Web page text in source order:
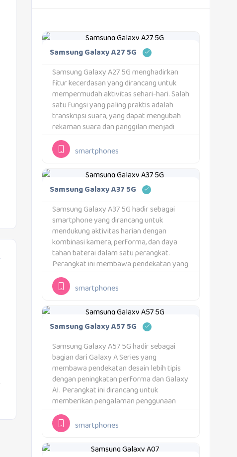
Samsung Galaxy A27 5G
Samsung Galaxy A27 5G menghadirkan
fitur kecerdasan yang dirancang untuk
mempermudah aktivitas sehari-hari. Salah
satu fungsi yang paling praktis adalah
transkripsi suara, yang dapat mengubah
rekaman suara dan panggilan menjadi
teks dalam sekali ketuk. Hasil transkripsi
dapat ditinjau kembali dan diterjemahkan
ke bahasa lain, termasuk ketika pengguna
menerima pesan suara...
smartphones
Samsung Galaxy A37 5G
Samsung Galaxy A37 5G hadir sebagai
smartphone yang dirancang untuk
mendukung aktivitas harian dengan
kombinasi kamera, performa, dan daya
tahan baterai dalam satu perangkat.
Perangkat ini membawa pendekatan yang
seimbang untuk berbagai kebutuhan
pengguna modern. Samsung
menghadirkan pengalaman yang praktis
tanpa mengorbankan fitur
penting.Perangkat ini mengusung konsep
"Galaxy AI, Nightography...
smartphones
Samsung Galaxy A57 5G
Samsung Galaxy A57 5G hadir sebagai
bagian dari Galaxy A Series yang
membawa pendekatan desain lebih tipis
dengan peningkatan performa dan Galaxy
AI. Perangkat ini dirancang untuk
memberikan pengalaman penggunaan
yang lebih nyaman dalam berbagai
aktivitas harian. Samsung menghadirkan
kombinasi fitur yang relevan untuk
kebutuhan pengguna modern.Desain
smartphones